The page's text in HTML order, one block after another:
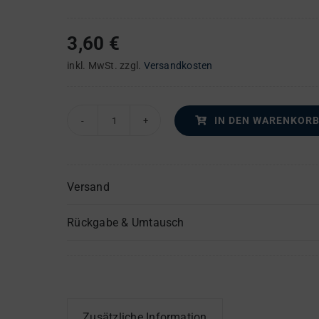
3,60 €
inkl. MwSt. zzgl. Versandkosten
Auferstehungs-
IN DEN
Versand
Rückgabe & Umtausch